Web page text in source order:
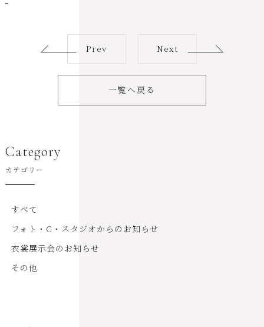
Prev
一覧へ戻る
Next
Category
カテゴリー
すべて
フォト・C・スタジオからのお知らせ
衣裳展示会のお知らせ
その他